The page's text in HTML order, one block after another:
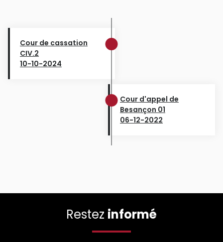
Cour de cassation
CIV.2
10-10-2024
Cour d'appel de
Besançon 01
06-12-2022
Restez informé